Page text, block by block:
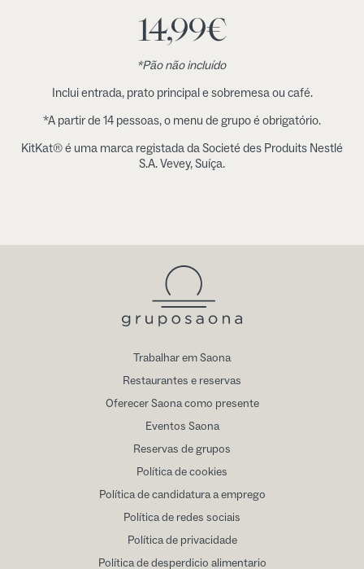
14,99€
*Pão não incluído
Inclui entrada, prato principal e sobremesa ou café.
*A partir de 14 pessoas, o menu de grupo é obrigatório.
KitKat® é uma marca registada da Societé des Produits Nestlé
S.A. Vevey, Suíça.
Trabalhar em Saona
Restaurantes e reservas
Oferecer Saona como presente
Eventos Saona
Reservas de grupos
Política de cookies
Política de candidatura a emprego
Política de redes sociais
Política de privacidade
Política de desperdicio alimentario